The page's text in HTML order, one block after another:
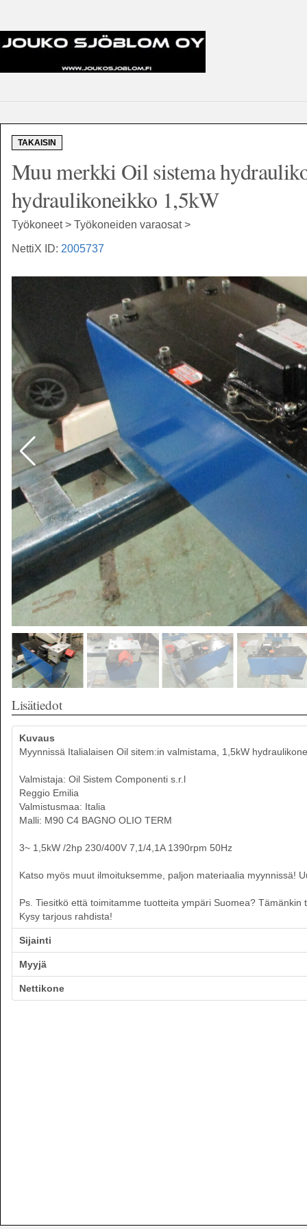
TAKAISIN
Muu merkki Oil sistema
hydraulikoneikko 1,5kW
Työkoneet > Työkoneiden varaosat >
NettiX ID: 2005737
Lisätiedot
Kuvaus
Myynnissä Italialaisen Oil sitem:in valmistama, 1,5kW
Valmistaja: Oil Sistem Componenti s.r.l
Reggio Emilia
Valmistusmaa: Italia
Malli: M90 C4 BAGNO OLIO TERM
3~ 1,5kW /2hp 230/400V 7,1/4,1A 1390rpm 50Hz
Katso myös muut ilmoituksemme, paljon materiaalia myynnissä!
Ps. Tiesitkö että toimitamme tuotteita ympäri Suomea?
Kysy tarjous rahdista!
Sijainti
Myyjä
Nettikone